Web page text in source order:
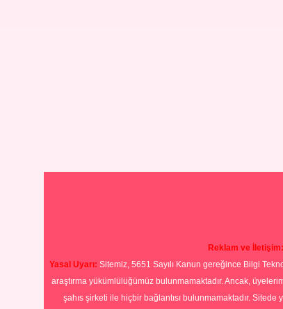
Reklam ve İletişim:
Yasal Uyarı: Sitemiz, 5651 Sayılı Kanun gereğince Bilgi
araştırma yükümlülüğümüz bulunmamaktadır. Ancak,
şahıs şirketi ile hiçbir bağlantısı bulunmamaktadır.